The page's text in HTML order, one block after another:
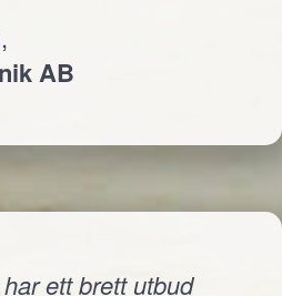
AB
ett brett utbud